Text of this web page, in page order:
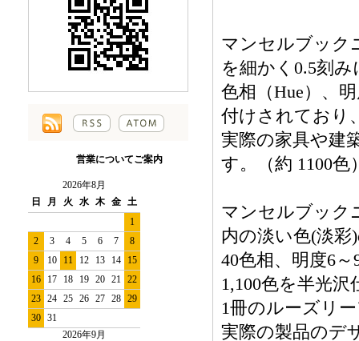
営業についてご案内
2026年8月
日
月 火 水 木 金 土
1
2
3 4 5 6 7
8
9
10 11 12 13 14
15
16
17 18 19 20 21 22
23 24 25 26 27 28 29
30 31
2026年9月
マンセルブック
を細かく0.5刻
色相（Hue）、
付けされており
実際の家具や建
す。（約 1100色
マンセルブック
内の淡い色(淡
40色相、明度6
1,100色を半光沢
1冊のルーズリ
実際の製品のデ